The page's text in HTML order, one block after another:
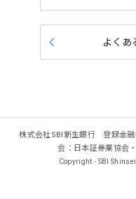
よくあ
株式会社SBI新生銀行 登録金
会：日本証券業協会
Copyright - SBI